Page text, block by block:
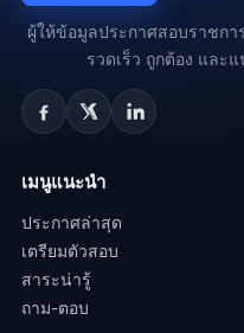
ผู้ให้ข้อมูลประกาศสอบราชก
รวดเร็ว ถูกต้อง และ
เมนูแนะนำ
ประกาศล่าสุด
เตรียมตัวสอบ
สาระน่ารู้
ถาม-ตอบ